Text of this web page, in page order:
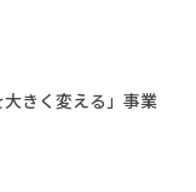
きく変える」事業